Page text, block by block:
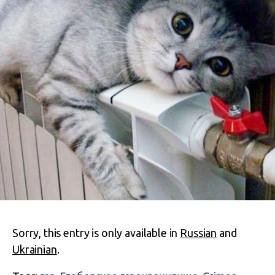
Sorry, this entry is only available in Russian and
Ukrainian.